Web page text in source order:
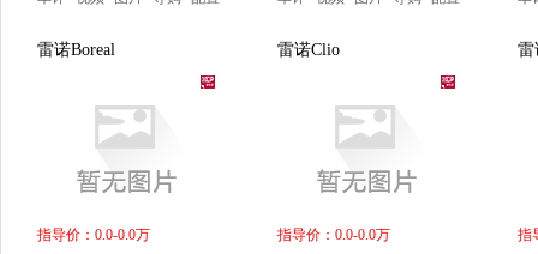
雷诺Boreal
指导价：0.0-0.0万
雷诺Clio
指导价：0.0-0.0万
雷
指